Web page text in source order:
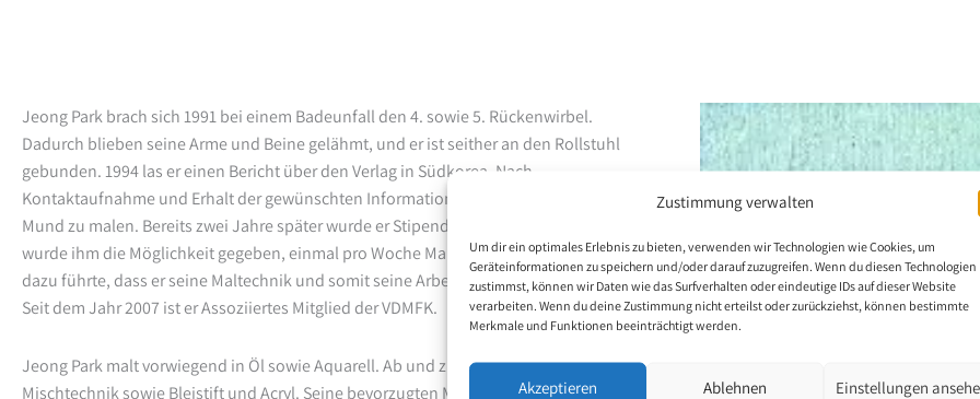
Zustimmung verwalten
Um dir ein optimales Erlebnis zu bieten, verwenden wir Technologien wie Cookies, um
Geräteinformationen zu speichern und/oder darauf zuzugreifen. Wenn du diesen Technologien
zustimmst, können wir Daten wie das Surfverhalten oder eindeutige IDs auf dieser Website
verarbeiten. Wenn du deine Zustimmung nicht erteilst oder zurückziehst, können bestimmte
Merkmale und Funktionen beeinträchtigt werden.
Akzeptieren Ablehnen Einstellungen
Jeong Park brach sich 1991 bei einem Badeunfall den 4. sowie 5. Rückenwirbel.
Dadurch blieben seine Arme und Beine gelähmt, und er ist seither an den Rollstuhl
gebunden. 1994 las er einen Bericht über den Verlag in Südkorea. Nach
Kontaktaufnahme und Erhalt der gewünschten Informationen begann er mit dem
Mund zu malen. Bereits zwei Jahre später wurde er Stipendiat der Vereinigung. Dadurch
wurde ihm die Möglichkeit gegeben, einmal pro Woche Malunterricht zu erhalten, was
dazu führte, dass er seine Maltechnik und somit seine Arbeit stetig verbessern konnte.
Seit dem Jahr 2007 ist er Assoziiertes Mitglied der VDMFK.
Jeong Park malt vorwiegend in Öl sowie Aquarell. Ab und zu verwendet er die
Mischtechnik sowie Bleistift und Acryl. Seine bevorzugten Motive sind Blumen in allen